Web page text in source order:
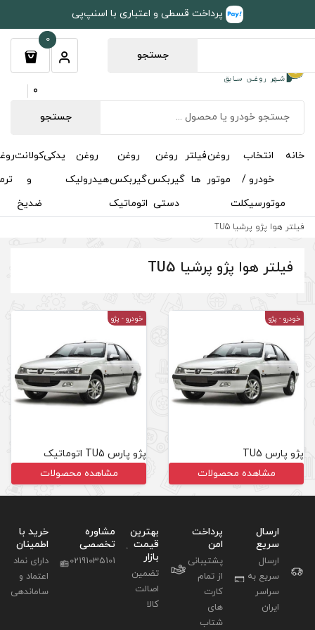
و اعتباری با اسنپ‌پی
جستجو
روغن
دستی
روغن
گیربکس
اتوماتیک
روغن
هیدرولیک
یدکی کولانت
و
ضدیخ
روغن
ترمز
مکمل
و
اکتان
خوشبوکنندهدربارهتماس
با ما
خودرو
پژو پارس TU5 اتوماتیک
مشاهده محصولات
بهترین
قیمت
بازار
تضمین
اصالت
کالا
مشاوره
تخصصی
02191035101
خرید با
اطمینان
دارای نماد
اعتماد و
ساماندهی